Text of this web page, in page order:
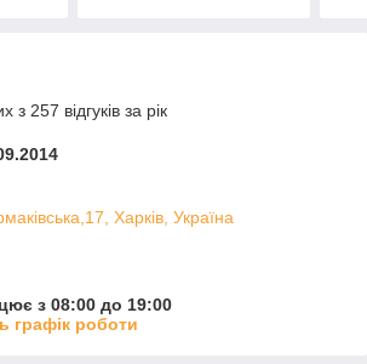
з 257 відгуків за рік
Харків, Україна
з 08:00 до 19:00
графік роботи